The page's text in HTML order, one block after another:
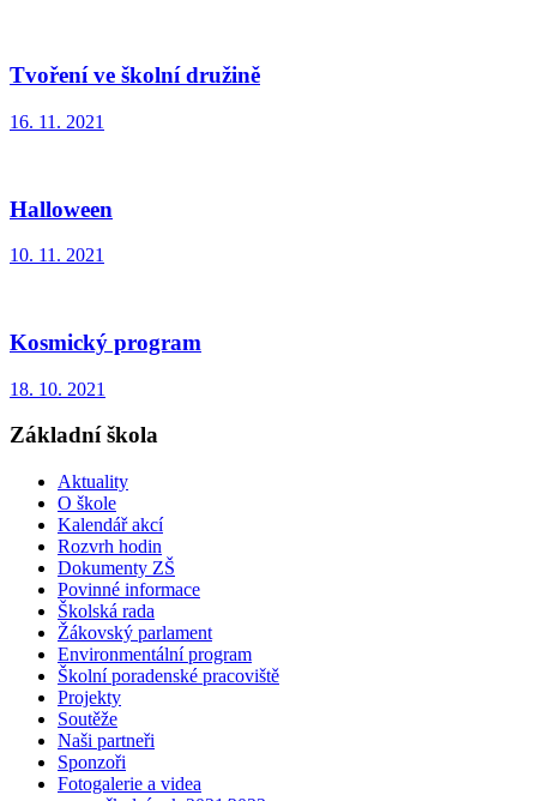
Tvoření ve školní družině
16. 11. 2021
Halloween
10. 11. 2021
Kosmický program
18. 10. 2021
Základní škola
Aktuality
O škole
Kalendář akcí
Rozvrh hodin
Dokumenty ZŠ
Povinné informace
Školská rada
Žákovský parlament
Environmentální program
Školní poradenské pracoviště
Projekty
Soutěže
Naši partneři
Sponzoři
Fotogalerie a videa